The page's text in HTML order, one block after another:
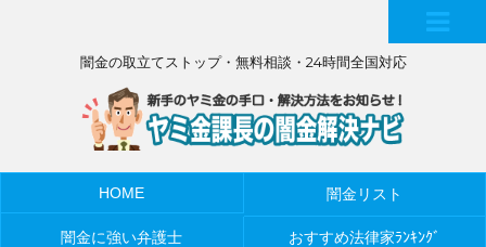
闇金の取立てストップ・無料相談・24時間全国対応
HOME 闇金リスト
闇金に強い弁護士 おすすめ法律家ﾗﾝｷﾝｸﾞ